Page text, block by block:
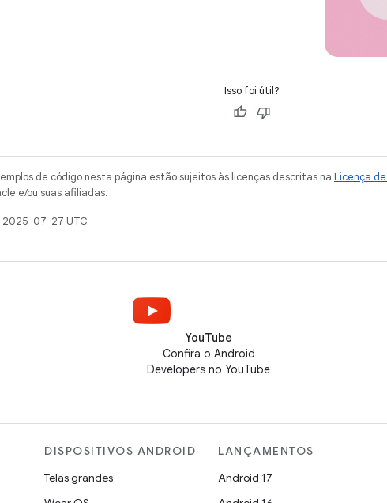
Isso foi útil?
de código nesta página estão sujeitos às licenças descritas na Licença
e/ou suas afiliadas.
07-27 UTC.
YouTube
Confira o Android
Developers no YouTube
DISPOSITIVOS ANDROID
Telas grandes
LANÇAMENTOS
Android 17